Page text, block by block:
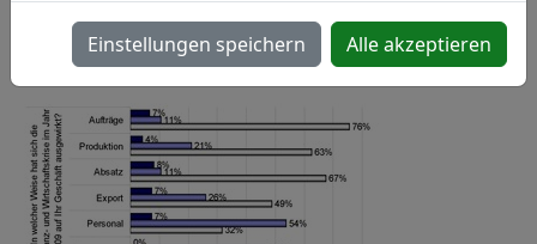
28.01.2010
Einstellungen speichern Alle akzeptieren